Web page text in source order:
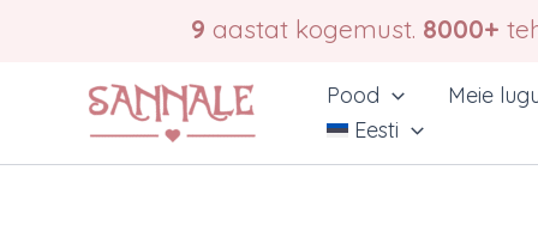
9 aastat kogemust. 8000+
Pood Meie
Eesti